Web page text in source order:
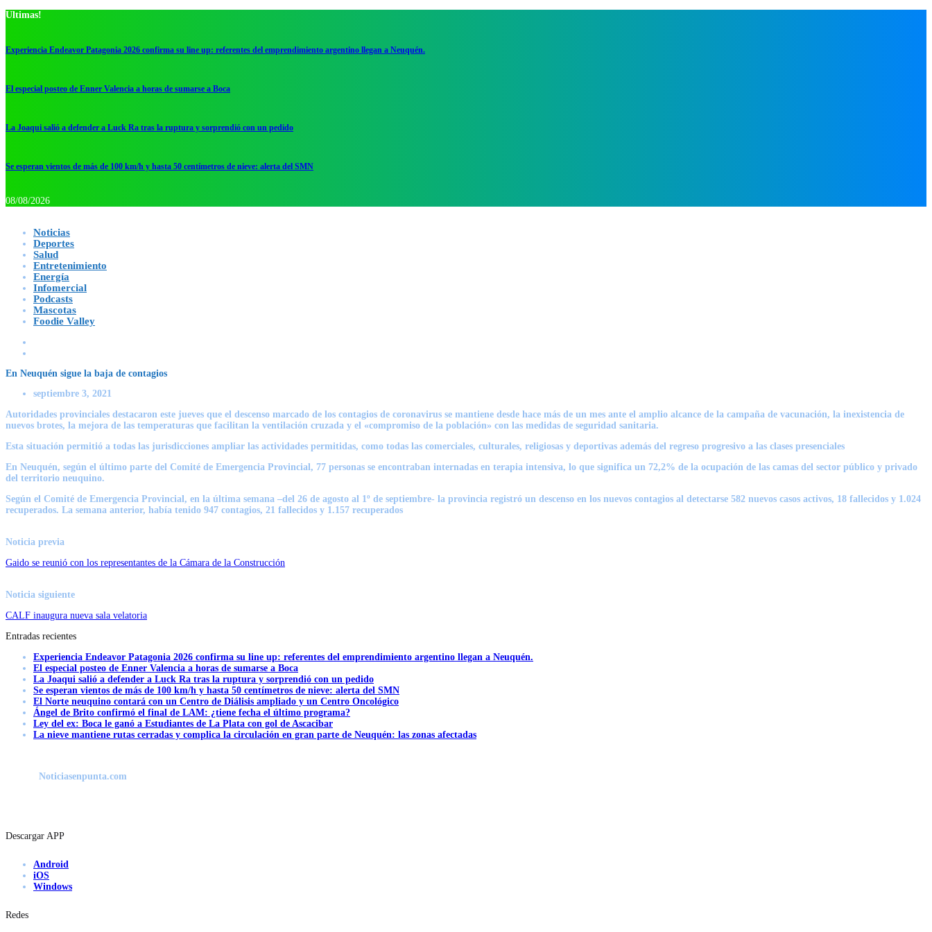
Ultimas!
Experiencia Endeavor Patagonia 2026 confirma su line up: referentes del emprendimiento argentino llegan a Neuquén.
El especial posteo de Enner Valencia a horas de sumarse a Boca
La Joaqui salió a defender a Luck Ra tras la ruptura y sorprendió con un pedido
Se esperan vientos de más de 100 km/h y hasta 50 centímetros de nieve: alerta del SMN
08/08/2026
Noticias
Deportes
Salud
Entretenimiento
Energía
Infomercial
Podcasts
Mascotas
Foodie Valley
En Neuquén sigue la baja de contagios
septiembre 3, 2021
Autoridades provinciales destacaron este jueves que el descenso marcado de los contagios de coronavirus se mantiene desde hace más de un mes ante el amplio alcance de la campaña de vacunación, la inexistencia de
nuevos brotes, la mejora de las temperaturas que facilitan la ventilación cruzada y el «compromiso de la población» con las medidas de seguridad sanitaria.
Esta situación permitió a todas las jurisdicciones ampliar las actividades permitidas, como todas las comerciales, culturales, religiosas y deportivas además del regreso progresivo a las clases presenciales
En Neuquén, según el último parte del Comité de Emergencia Provincial, 77 personas se encontraban internadas en terapia intensiva, lo que significa un 72,2% de la ocupación de las camas del sector público y privado
del territorio neuquino.
Según el Comité de Emergencia Provincial, en la última semana –del 26 de agosto al 1º de septiembre- la provincia registró un descenso en los nuevos contagios al detectarse 582 nuevos casos activos, 18 fallecidos y 1.024
recuperados. La semana anterior, había tenido 947 contagios, 21 fallecidos y 1.157 recuperados
Noticia previa
Gaido se reunió con los representantes de la Cámara de la Construcción
Noticia siguiente
CALF inaugura nueva sala velatoria
Entradas recientes
Experiencia Endeavor Patagonia 2026 confirma su line up: referentes del emprendimiento argentino llegan a Neuquén.
El especial posteo de Enner Valencia a horas de sumarse a Boca
La Joaqui salió a defender a Luck Ra tras la ruptura y sorprendió con un pedido
Se esperan vientos de más de 100 km/h y hasta 50 centímetros de nieve: alerta del SMN
El Norte neuquino contará con un Centro de Diálisis ampliado y un Centro Oncológico
Ángel de Brito confirmó el final de LAM: ¿tiene fecha el último programa?
Ley del ex: Boca le ganó a Estudiantes de La Plata con gol de Ascacibar
La nieve mantiene rutas cerradas y complica la circulación en gran parte de Neuquén: las zonas afectadas
Noticiasenpunta.com
Descargar APP
Android
iOS
Windows
Redes